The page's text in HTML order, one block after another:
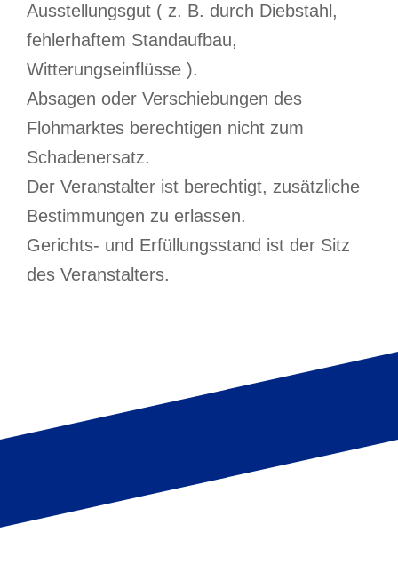
Ausstellungsgut ( z. B. durch Diebstahl,
fehlerhaftem Standaufbau,
Witterungseinflüsse ).
Absagen oder Verschiebungen des
Flohmarktes berechtigen nicht zum
Schadenersatz.
Der Veranstalter ist berechtigt, zusätzliche
Bestimmungen zu erlassen.
Gerichts- und Erfüllungsstand ist der Sitz
des Veranstalters.